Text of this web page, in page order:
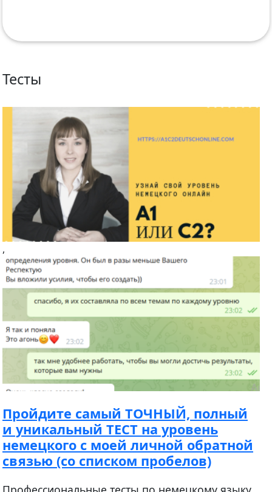
Тесты
,
Пройдите самый ТОЧНЫЙ, полный
и уникальный ТЕСТ на уровень
немецкого с моей личной обратной
связью (со списком пробелов)